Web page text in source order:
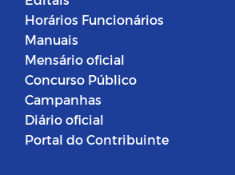
Horários Funcionários
Manuais
Mensário oficial
Concurso Público
Campanhas
Diário oficial
Portal do Contribuinte